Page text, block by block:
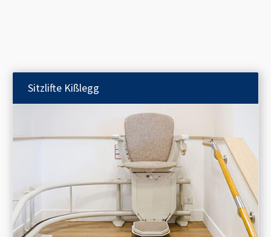
Sitzlifte Kißlegg